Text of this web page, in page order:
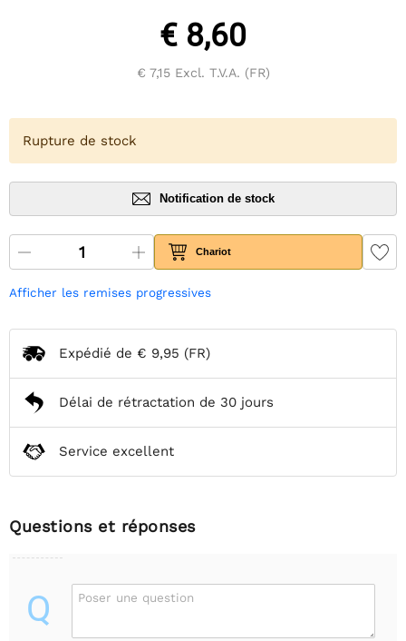
€ 8,60
€ 7,15Excl. T.V.A. (FR)
Rupture de stock
Notification de stock
Chariot
Afficher les remises progressives
Expédié de € 9,95 (FR)
Délai de rétractation de 30 jours
Service excellent
Questions et réponses
Q Poser une question